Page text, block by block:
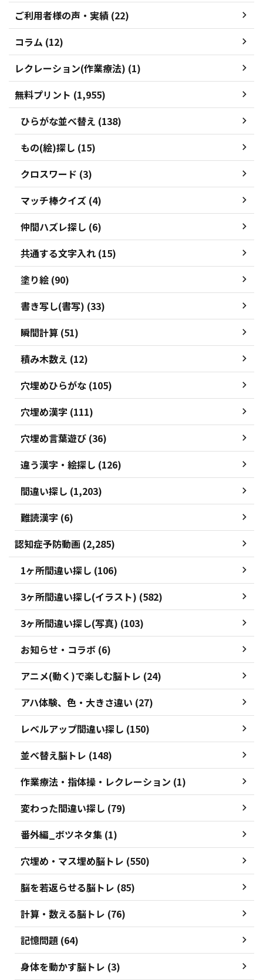
ご利用者様の声・実績 (22)
コラム (12)
レクレーション(作業療法) (1)
無料プリント (1,955)
ひらがな並べ替え (138)
もの(絵)探し (15)
クロスワード (3)
マッチ棒クイズ (4)
仲間ハズレ探し (6)
共通する文字入れ (15)
塗り絵 (90)
書き写し(書写) (33)
瞬間計算 (51)
積み木数え (12)
穴埋めひらがな (105)
穴埋め漢字 (111)
穴埋め言葉遊び (36)
違う漢字・絵探し (126)
間違い探し (1,203)
難読漢字 (6)
認知症予防動画 (2,285)
1ヶ所間違い探し (106)
3ヶ所間違い探し(イラスト) (582)
3ヶ所間違い探し(写真) (103)
お知らせ・コラボ (6)
アニメ(動く)で楽しむ脳トレ (24)
アハ体験、色・大きさ違い (27)
レベルアップ間違い探し (150)
並べ替え脳トレ (148)
作業療法・指体操・レクレーション (1)
変わった間違い探し (79)
番外編_ボツネタ集 (1)
穴埋め・マス埋め脳トレ (550)
脳を若返らせる脳トレ (85)
計算・数える脳トレ (76)
記憶問題 (64)
身体を動かす脳トレ (3)